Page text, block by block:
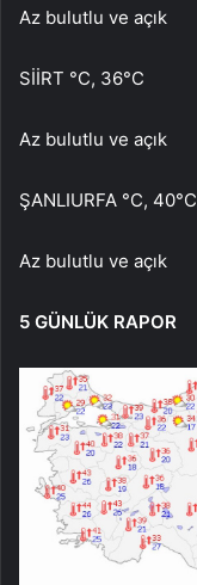
Az bulutlu ve açık
SİİRT °C, 36°C
Az bulutlu ve açık
ŞANLIURFA °C, 40°C
Az bulutlu ve açık
5 GÜNLÜK RAPOR